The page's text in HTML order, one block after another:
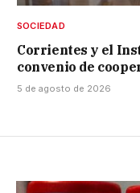
SOCIEDAD
Corrientes y el
convenio de
5 de agosto de 2026